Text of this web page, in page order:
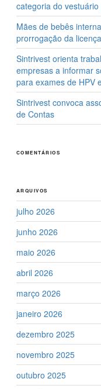
categoria do
Mães de bebês
prorrogação da
Sintrivest orienta
empresas a informar
para exames de HPV
Sintrivest convoca
de Contas
COMENTÁRIOS
ARQUIVOS
julho 2026
junho 2026
maio 2026
abril 2026
março 2026
janeiro 2026
dezembro 2025
novembro 2025
outubro 2025